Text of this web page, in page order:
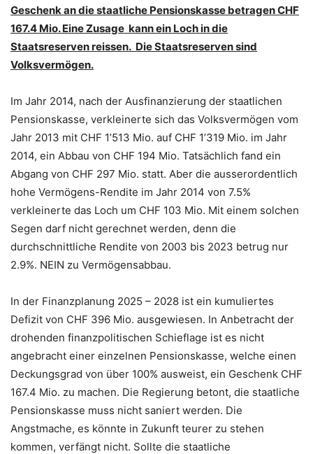
Geschenk an die staatliche Pensionskasse betragen CHF
167.4 Mio. Eine Zusage kann ein Loch in die
Staatsreserven reissen. Die Staatsreserven sind
Volksvermögen.
Im Jahr 2014, nach der Ausfinanzierung der staatlichen
Pensionskasse, verkleinerte sich das Volksvermögen vom
Jahr 2013 mit CHF 1’513 Mio. auf CHF 1’319 Mio. im Jahr
2014, ein Abbau von CHF 194 Mio. Tatsächlich fand ein
Abgang von CHF 297 Mio. statt. Aber die ausserordentlich
hohe Vermögens-Rendite im Jahr 2014 von 7.5%
verkleinerte das Loch um CHF 103 Mio. Mit einem solchen
Segen darf nicht gerechnet werden, denn die
durchschnittliche Rendite von 2003 bis 2023 betrug nur
2.9%. NEIN zu Vermögensabbau.
In der Finanzplanung 2025 – 2028 ist ein kumuliertes
Defizit von CHF 396 Mio. ausgewiesen. In Anbetracht der
drohenden finanzpolitischen Schieflage ist es nicht
angebracht einer einzelnen Pensionskasse, welche einen
Deckungsgrad von über 100% ausweist, ein Geschenk CHF
167.4 Mio. zu machen. Die Regierung betont, die staatliche
Pensionskasse muss nicht saniert werden. Die
Angstmache, es könnte in Zukunft teurer zu stehen
kommen, verfängt nicht. Sollte die staatliche